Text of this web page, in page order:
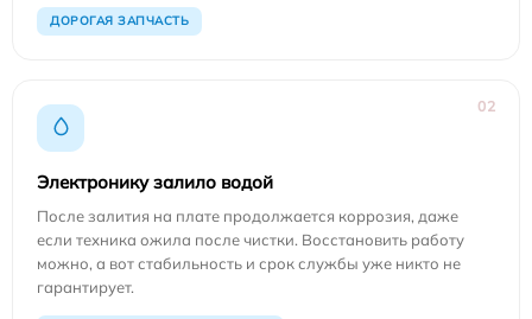
ДОРОГАЯ ЗАПЧАСТЬ
02
Электронику залило водой
После залития на плате продолжается коррозия, даже
если техника ожила после чистки. Восстановить работу
можно, а вот стабильность и срок службы уже никто не
гарантирует.